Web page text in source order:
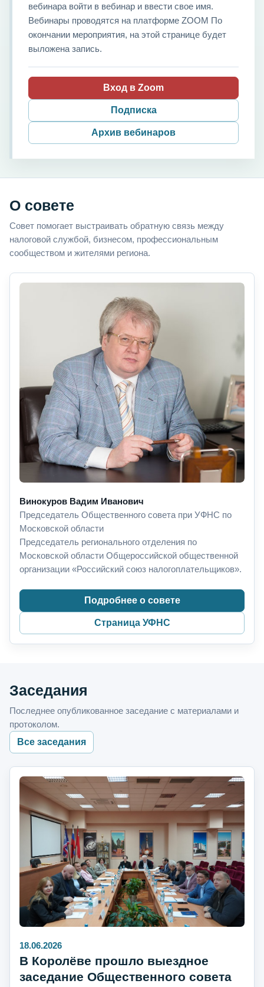
вебинара войти в вебинар и ввести свое имя.
Вебинары проводятся на платформе ZOOM По
окончании мероприятия, на этой странице будет
выложена запись.
Вход в Zoom
Подписка
Архив вебинаров
О совете
Совет помогает выстраивать обратную связь между
налоговой службой, бизнесом, профессиональным
сообществом и жителями региона.
Винокуров Вадим Иванович
Председатель Общественного совета при УФНС по
Московской области
Председатель регионального отделения по
Московской области Общероссийской общественной
организации «Российский союз налогоплательщиков».
Подробнее о совете
Страница УФНС
Заседания
Последнее опубликованное заседание с материалами и
протоколом.
Все заседания
18.06.2026
В Королёве прошло выездное
заседание Общественного совета